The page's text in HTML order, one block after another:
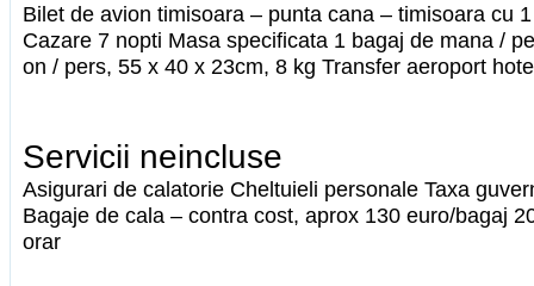
Bilet de avion timisoara – punta cana – timisoara cu
Cazare 7 nopti Masa specificata 1 bagaj de mana /
on / pers, 55 x 40 x 23cm, 8 kg Transfer aeroport
Servicii neincluse
Asigurari de calatorie Cheltuieli personale Taxa
Bagaje de cala – contra cost, aprox 130 euro/bagaj
orar